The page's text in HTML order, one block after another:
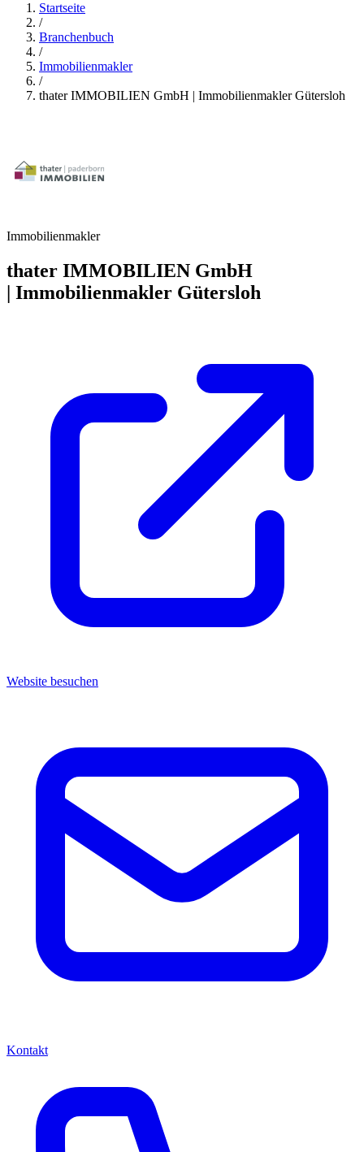
Startseite
/
Branchenbuch
/
Immobilienmakler
/
thater IMMOBILIEN GmbH | Immobilienmakler Gütersloh
Immobilienmakler
thater IMMOBILIEN GmbH
| Immobilienmakler Gütersloh
Website besuchen
Kontakt